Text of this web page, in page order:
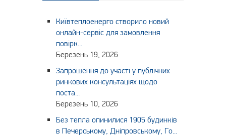
Київтеплоенерго створило новий
онлайн-сервіс для замовлення
повірк...
Березень 19, 2026
Запрошення до участі у публічних
ринкових консультаціях щодо
поста...
Березень 10, 2026
Без тепла опинилися 1905 будинків
в Печерському, Дніпровському, Го...